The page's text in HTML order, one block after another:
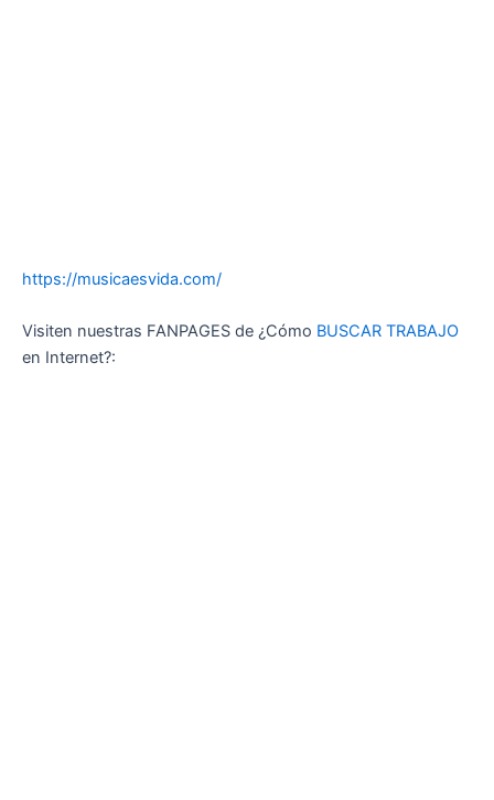
https://musicaesvida.com/
Visiten nuestras FANPAGES de ¿Cómo BUSCAR TRABAJO
en Internet?: